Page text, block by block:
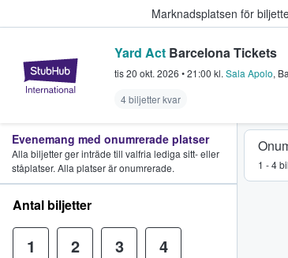
Marknadsplatsen för
StubHub – där fans
Yard Act Barcelona Tickets
tis 20 okt. 2026 •21:00 kl. Sala Apolo,
4 biljetter kvar
1 - 4
Evenemang med onumrerade platser
Alla biljetter ger inträde till valfria lediga sitt- eller
ståplatser. Alla platser är onumrerade.
Antal biljetter
1 2 3 4